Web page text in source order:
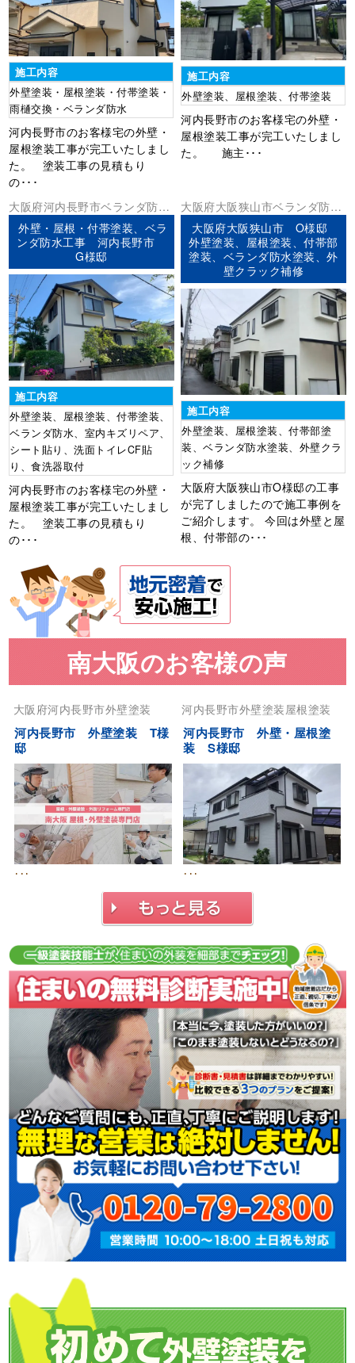
施工内容
外壁塗装・屋根塗装・付帯塗装・
雨樋交換・ベランダ防水
河内長野市のお客様宅の外壁・
屋根塗装工事が完工いたしまし
た。 塗装工事の見積もり
の･･･
施工内容
外壁塗装、屋根塗装、付帯塗装
河内長野市のお客様宅の外壁・
屋根塗装工事が完工いたしまし
た。 施主･･･
大阪府河内長野市ベランダ防水
外壁塗装屋根塗装防水工事
外壁・屋根・付帯塗装、ベラ
ンダ防水工事 河内長野市
G様邸
施工内容
外壁塗装、屋根塗装、付帯塗装、
ベランダ防水、室内キズリペア、
シート貼り、洗面トイレCF貼
り、食洗器取付
河内長野市のお客様宅の外壁・
屋根塗装工事が完工いたしまし
た。 塗装工事の見積もり
の･･･
大阪府大阪狭山市ベランダ防水
外壁塗装屋根塗装防水工事
大阪府大阪狭山市 O様邸
外壁塗装、屋根塗装、付帯部
塗装、ベランダ防水塗装、外
壁クラック補修
施工内容
外壁塗装、屋根塗装、付帯部塗
装、ベランダ防水塗装、外壁クラ
ック補修
大阪府大阪狭山市O様邸の工事
が完了しましたので施工事例を
ご紹介します。 今回は外壁と屋
根、付帯部の･･･
南大阪のお客様の声
大阪府河内長野市外壁塗装
河内長野市 外壁塗装 T様
邸
･･･
河内長野市外壁塗装 屋根塗装
河内長野市 外壁・屋根塗
装 S様邸
･･･